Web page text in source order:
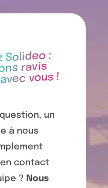
:
ravis
vous !
un
à nous
contact
? Nous